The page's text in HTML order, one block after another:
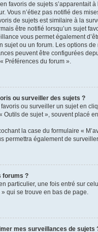
favoris de sujets s’apparentait
Vous n’étiez pas notifié des
de sujets est similaire à la
être notifié lorsqu’un sujet
vous permet également
sujet ou un forum. Les options
peuvent être configurées
Préférences du forum ».
ou surveiller des sujets ?
ou surveiller un sujet en
Outils de sujet », souvent placé
la case du formulaire «
permettra également de
forums ?
particulier, une fois entré sur
qui se trouve en bas de page.
mes surveillances de sujets